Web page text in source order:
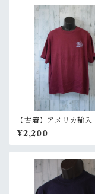
【古着】アメリカ輸入 イベン
ト 半袖 Tシャツ バッ
ト メンズXL レッド系
ンディ/ワインレッド
¥2,200